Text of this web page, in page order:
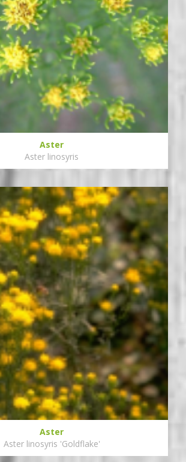
Aster
Aster linosyris
Aster
Aster linosyris 'Goldflake'